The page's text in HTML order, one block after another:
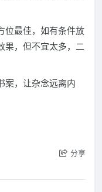
位最佳，如有条件放
果，但不宜太多，二
案，让杂念远离内
分享